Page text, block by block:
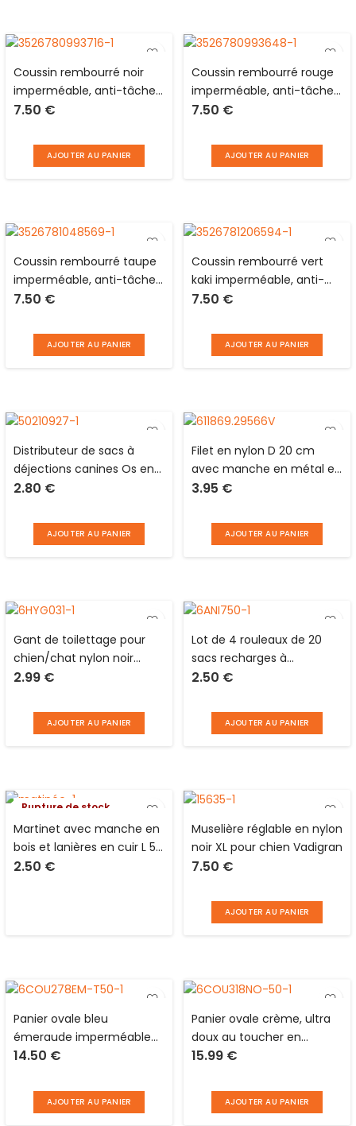
Coussin rembourré noir
imperméable, anti-tâches
et réversible en polyester
7.50 €
AJOUTER AU PANIER
Coussin rembourré rouge
imperméable, anti-tâches
et réversible en polyester
7.50 €
AJOUTER AU PANIER
Coussin rembourré taupe
imperméable, anti-tâches
et réversible en polyester
7.50 €
AJOUTER AU PANIER
Coussin rembourré vert
kaki imperméable, anti-
tâches et réversible en
Love Story
7.50 €
AJOUTER AU PANIER
Distributeur de sacs à
déjections canines Os en
plastique noir avec clip
de 20 sacs Distri Escaut
2.80 €
AJOUTER AU PANIER
Filet en nylon D 20 cm
avec manche en métal et
caoutchouc télescopique
3.95 €
AJOUTER AU PANIER
Gant de toilettage pour
chien/chat nylon noir
picots silicone gris Love
2.99 €
AJOUTER AU PANIER
Lot de 4 rouleaux de 20
sacs recharges à
déjections canines de
plastique Love Story
2.50 €
AJOUTER AU PANIER
Rupture de stock
Martinet avec manche en
bois et lanières en cuir L 50
cm
2.50 €
Muselière réglable en nylon
noir XL pour chien Vadigran
7.50 €
AJOUTER AU PANIER
Panier ovale bleu
émeraude imperméable
anti-tâches
animaux Love Story
14.50 €
AJOUTER AU PANIER
Panier ovale crème, ultra
doux au toucher en
polyester et mousse pour
15.99 €
AJOUTER AU PANIER